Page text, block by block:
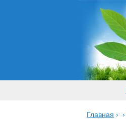
Главная › ›